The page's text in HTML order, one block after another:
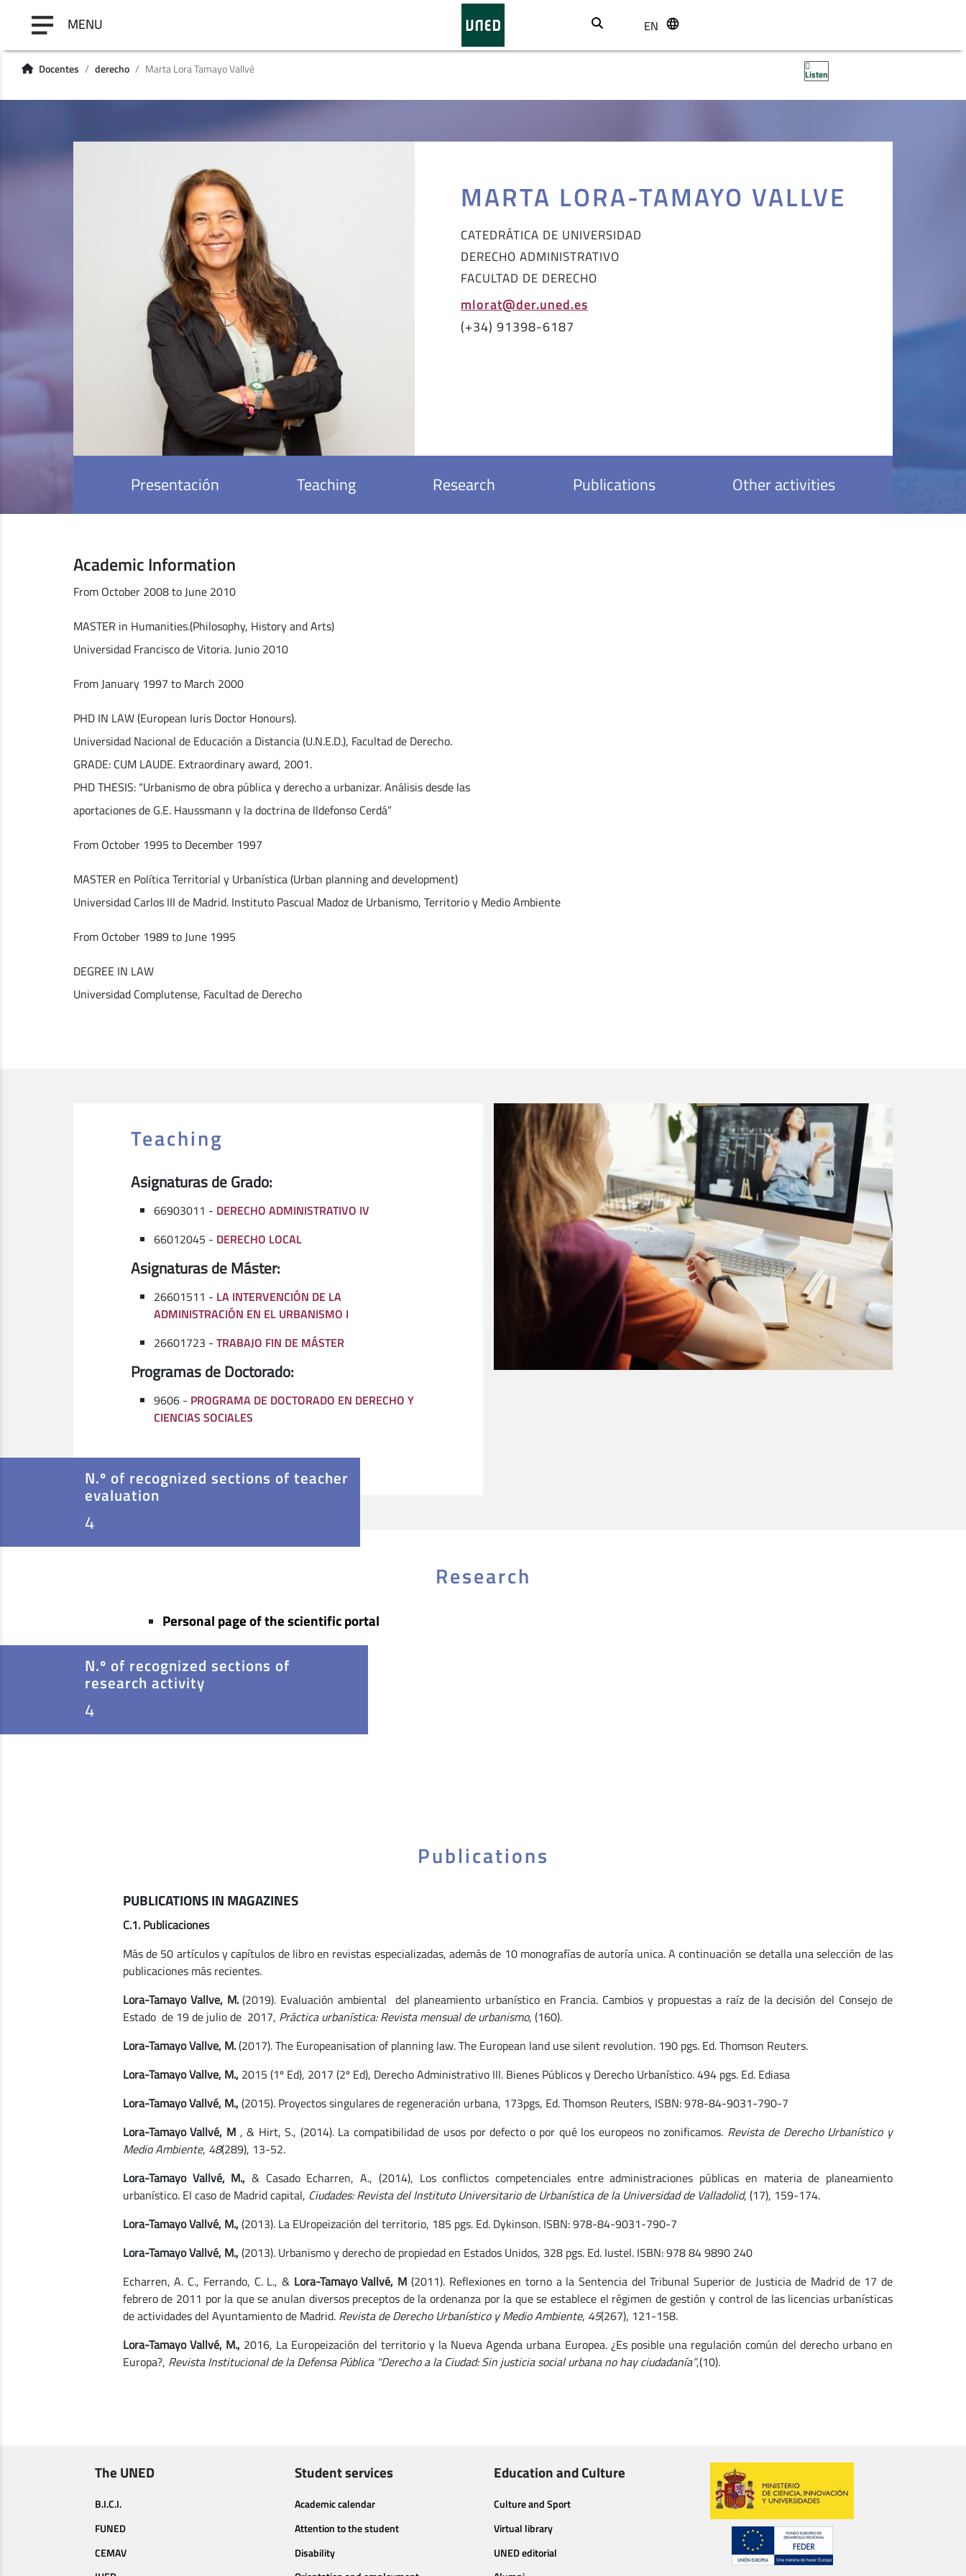
MENU BuscarEN
Docentes derecho Marta Lora Tamayo Vallvé Listen
Presentación Teaching Research Publications Other activities
MARTA LORA-TAMAYO VALLVE
CATEDRÁTICA DE UNIVERSIDAD
DERECHO ADMINISTRATIVO
FACULTAD DE DERECHO
mlorat@der.uned.es
(+34) 91398-6187
Academic Information
From October 2008 to June 2010
MASTER in Humanities.(Philosophy, History and Arts)
Universidad Francisco de Vitoria. Junio 2010
From January 1997 to March 2000
PHD IN LAW (European Iuris Doctor Honours).
Universidad Nacional de Educación a Distancia (U.N.E.D.), Facultad de Derecho.
GRADE: CUM LAUDE. Extraordinary award, 2001.
PHD THESIS: “Urbanismo de obra pública y derecho a urbanizar. Análisis desde las
aportaciones de G.E. Haussmann y la doctrina de Ildefonso Cerdá”
From October 1995 to December 1997
MASTER en Política Territorial y Urbanística (Urban planning and development)
Universidad Carlos III de Madrid. Instituto Pascual Madoz de Urbanismo, Territorio y Medio Ambiente
From October 1989 to June 1995
DEGREE IN LAW
Universidad Complutense, Facultad de Derecho
Teaching
Asignaturas de Grado:
66903011 - DERECHO ADMINISTRATIVO IV
66012045 - DERECHO LOCAL
Asignaturas de Máster:
26601511 - LA INTERVENCIÓN DE LA
ADMINISTRACIÓN EN EL URBANISMO I
26601723 - TRABAJO FIN DE MÁSTER
Programas de Doctorado:
9606 - PROGRAMA DE DOCTORADO EN DERECHO Y
CIENCIAS SOCIALES
N.º of recognized sections of teacher
evaluation
4
Research
Personal page of the scientific portal
N.º of recognized sections of
research activity
4
Publications
PUBLICATIONS IN MAGAZINES
C.1. Publicaciones
Más de 50 artículos y capítulos de libro en revistas especializadas, además de 10 monografías de autoría unica. A continuación se detalla una selección de las
publicaciones más recientes.
Lora-Tamayo Vallve, M.(2019). Evaluación ambiental del planeamiento urbanístico en Francia. Cambios y propuestas a raíz de la decisión del Consejo de
Estado de 19 de julio de 2017, Práctica urbanística: Revista mensual de urbanismo, (160).
Lora-Tamayo Vallve, M.(2017). The Europeanisation of planning law. The European land use silent revolution. 190 pgs. Ed. Thomson Reuters.
Lora-Tamayo Vallve, M.,2015 (1º Ed), 2017 (2º Ed), Derecho Administrativo III. Bienes Públicos y Derecho Urbanístico. 494 pgs. Ed. Ediasa
Lora-Tamayo Vallvé, M.,(2015). Proyectos singulares de regeneración urbana, 173pgs, Ed. Thomson Reuters, ISBN: 978-84-9031-790-7
Lora-Tamayo Vallvé, M, & Hirt, S., (2014). La compatibilidad de usos por defecto o por qué los europeos no zonificamos. Revista de Derecho Urbanístico y
Medio Ambiente, 48(289), 13-52.
Lora-Tamayo Vallvé, M., & Casado Echarren, A., (2014), Los conflictos competenciales entre administraciones públicas en materia de planeamiento
urbanístico. El caso de Madrid capital, Ciudades: Revista del Instituto Universitario de Urbanística de la Universidad de Valladolid, (17), 159-174.
Lora-Tamayo Vallvé, M.,(2013). La EUropeización del territorio, 185 pgs. Ed. Dykinson. ISBN: 978-84-9031-790-7
Lora-Tamayo Vallvé, M.,(2013). Urbanismo y derecho de propiedad en Estados Unidos, 328 pgs. Ed. Iustel. ISBN: 978 84 9890 240
Echarren, A. C., Ferrando, C. L., & Lora-Tamayo Vallvé, M (2011). Reflexiones en torno a la Sentencia del Tribunal Superior de Justicia de Madrid de 17 de
febrero de 2011 por la que se anulan diversos preceptos de la ordenanza por la que se establece el régimen de gestión y control de las licencias urbanísticas
de actividades del Ayuntamiento de Madrid. Revista de Derecho Urbanístico y Medio Ambiente, 45(267), 121-158.
Lora-Tamayo Vallvé, M.,2016, La Europeización del territorio y la Nueva Agenda urbana Europea. ¿Es posible una regulación común del derecho urbano en
Europa?, Revista Institucional de la Defensa Pública "Derecho a la Ciudad: Sin justicia social urbana no hay ciudadanía”,(10).
The UNED
B.I.C.I.
FUNED
CEMAV
Student services
Academic calendar
Attention to the student
Disability
Education and Culture
Culture and Sport
Virtual library
UNED editorial